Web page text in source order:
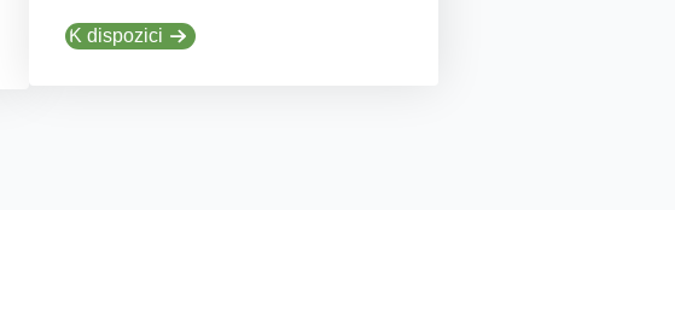
K dispozici